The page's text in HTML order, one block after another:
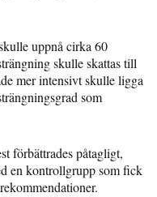
uppnå cirka 60
skulle skattas till
mer intensivt skulle ligga
som
förbättrades påtagligt,
en kontrollgrupp som fick